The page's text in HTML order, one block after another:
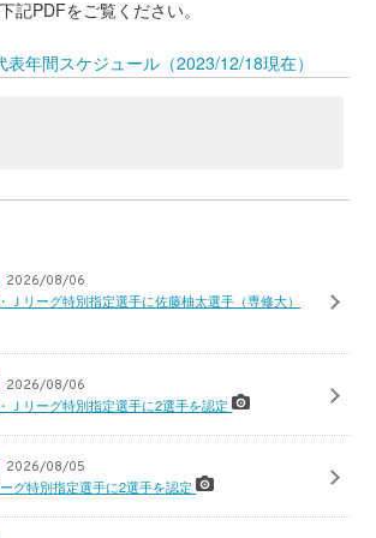
記PDFをご覧ください。
年間スケジュール（2023/12/18現在）
2026/08/06
Ｊリーグ特別指定選手に佐藤柚太選手（専修大）
2026/08/06
Ｊリーグ特別指定選手に2選手を認定
2026/08/05
グ特別指定選手に2選手を認定